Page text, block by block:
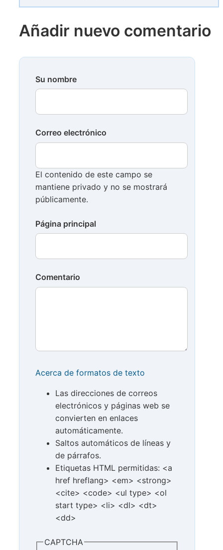
Añadir nuevo comentario
Su nombre
Correo electrónico
El contenido de este campo se
mantiene privado y no se mostrará
públicamente.
Página principal
Comentario
Acerca de formatos de texto
Las direcciones de correos
electrónicos y páginas web se
convierten en enlaces
automáticamente.
Saltos automáticos de líneas y
de párrafos.
Etiquetas HTML permitidas: <a
href hreflang> <em> <strong>
<cite> <code> <ul type> <ol
start type> <li> <dl> <dt>
<dd>
CAPTCHA